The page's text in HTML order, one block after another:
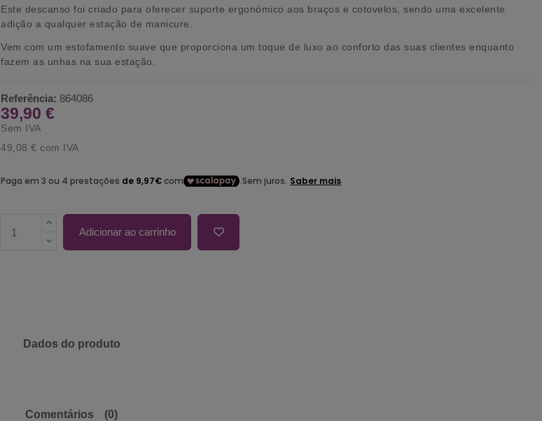
Este descanso foi criado para oferecer suporte ergonómico aos braços e cotovelos, sendo uma excelente
adição a qualquer estação de manicure.
Vem com um estofamento suave que proporciona um toque de luxo ao conforto das suas clientes enquanto
fazem as unhas na sua estação.
Referência: 864086
39,90 €
Sem IVA
49,08 € com IVA
Adicionar ao carrinho
Dados do produto
Comentários
(0)